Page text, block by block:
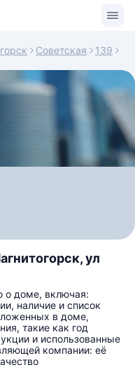
Советская 139
ул
о доме, включая:
наличие и список
в доме,
такие как год
и использованные
компании: её